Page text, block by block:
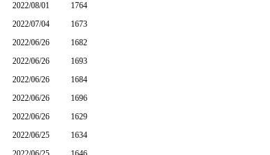
2022/08/01
1764
2022/07/04
1673
2022/06/26
1682
2022/06/26
1693
2022/06/26
1684
2022/06/26
1696
2022/06/26
1629
2022/06/25
1634